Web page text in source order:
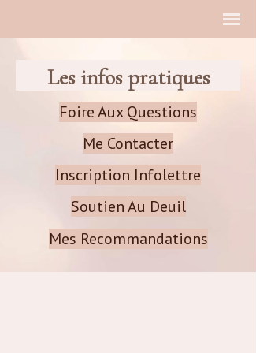
Les infos pratiques
Foire Aux Questions
Me Contacter
Inscription Infolettre
Soutien Au Deuil
Mes Recommandations